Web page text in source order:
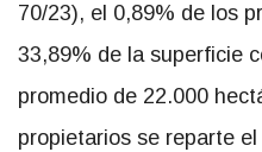
70/23), el 0,89% de los
33,89% de la superficie
promedio de 22.000
propietarios se reparte